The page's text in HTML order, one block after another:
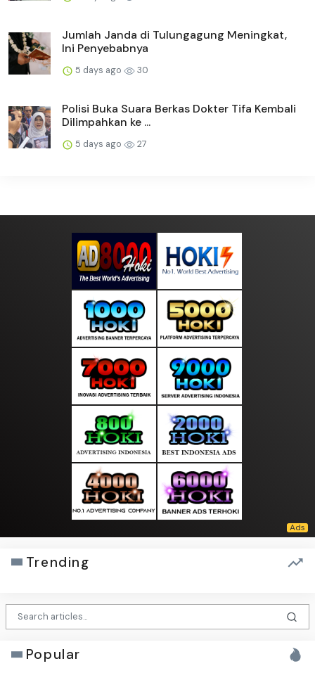
Jumlah Janda di Tulungagung Meningkat,
Ini Penyebabnya
5 days ago 30
Polisi Buka Suara Berkas Dokter Tifa Kembali
Dilimpahkan ke ...
5 days ago 27
Trending
Popular